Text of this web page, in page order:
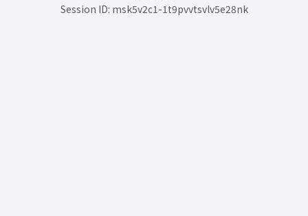
Session ID: msk5v2c1-1t9pvvtsvlv5e28nk